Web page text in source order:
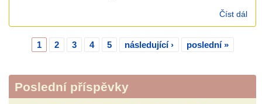
Číst dál
Stránky
1 2 3 4 5 následující › poslední »
Poslední příspěvky